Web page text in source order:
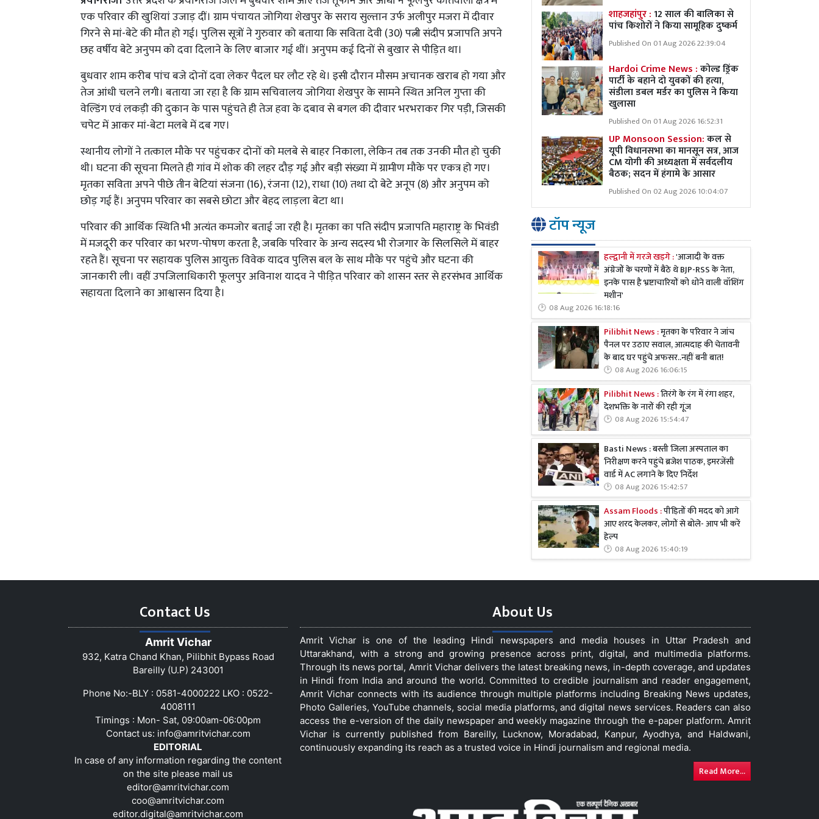
एक परिवार की खुशियां उजाड़ दीं। ग्राम पंचायत जोगिया शेखपुर के सराय सुल्तान उर्फ अलीपुर मजरा में दीवार
गिरने से मां-बेटे की मौत हो गई। पुलिस सूत्रों ने गुरुवार को बताया कि सविता देवी (30) पत्नी संदीप प्रजापति अपने
छह वर्षीय बेटे अनुपम को दवा दिलाने के लिए बाजार गई थीं। अनुपम कई दिनों से बुखार से पीड़ित था।
बुधवार शाम करीब पांच बजे दोनों दवा लेकर पैदल घर लौट रहे थे। इसी दौरान मौसम अचानक खराब हो गया और
तेज आंधी चलने लगी। बताया जा रहा है कि ग्राम सचिवालय जोगिया शेखपुर के सामने स्थित अनिल गुप्ता की
वेल्डिंग एवं लकड़ी की दुकान के पास पहुंचते ही तेज हवा के दबाव से बगल की दीवार भरभराकर गिर पड़ी, जिसकी
चपेट में आकर मां-बेटा मलबे में दब गए।
स्थानीय लोगों ने तत्काल मौके पर पहुंचकर दोनों को मलबे से बाहर निकाला, लेकिन तब तक उनकी मौत हो चुकी
थी। घटना की सूचना मिलते ही गांव में शोक की लहर दौड़ गई और बड़ी संख्या में ग्रामीण मौके पर एकत्र हो गए।
मृतका सविता अपने पीछे तीन बेटियां संजना (16), रंजना (12), राधा (10) तथा दो बेटे अनूप (8) और अनुपम को
छोड़ गई हैं। अनुपम परिवार का सबसे छोटा और बेहद लाड़ला बेटा था।
परिवार की आर्थिक स्थिति भी अत्यंत कमजोर बताई जा रही है। मृतका का पति संदीप प्रजापति महाराष्ट्र के भिवंडी
में मजदूरी कर परिवार का भरण-पोषण करता है, जबकि परिवार के अन्य सदस्य भी रोजगार के सिलसिले में बाहर
रहते हैं। सूचना पर सहायक पुलिस आयुक्त विवेक यादव पुलिस बल के साथ मौके पर पहुंचे और घटना की
जानकारी ली। वहीं उपजिलाधिकारी फूलपुर अविनाश यादव ने पीड़ित परिवार को शासन स्तर से हरसंभव आर्थिक
सहायता दिलाने का आश्वासन दिया है।
शाहजहांपुर :12 साल की बालिका से
पांच किशोरों ने किया सामूहिक दुष्कर्म
Published On 01 Aug 2026 22:39:04
Hardoi Crime News :कोल्ड ड्रिंक
पार्टी के बहाने दो युवकों की हत्या,
संडीला डबल मर्डर का पुलिस ने किया
खुलासा
Published On 01 Aug 2026 16:52:31
UP Monsoon Session:कल से
यूपी विधानसभा का मानसून सत्र, आज
CM योगी की अध्यक्षता में सर्वदलीय
बैठक; सदन में हंगामे के आसार
Published On 02 Aug 2026 10:04:07
टॉप न्यूज
हल्द्वानी में गरजे खड़गे :'आजादी के वक्त
अंग्रेजों के चरणों में बैठे थे BJP-RSS के नेता,
इनके पास है भ्रष्टाचारियों को धोने वाली वॉशिंग
मशीन'
08 Aug 2026 16:18:16
Pilibhit News :मृतका के परिवार ने जांच
पैनल पर उठाए सवाल, आत्मदाह की चेतावनी
के बाद घर पहुंचे अफसर..नहीं बनी बात!
08 Aug 2026 16:06:15
Pilibhit News :तिरंगे के रंग में रंगा शहर,
देशभक्ति के नारों की रही गूंज
08 Aug 2026 15:54:47
Basti News : बस्ती जिला अस्पताल का
निरीक्षण करने पहुंचे ब्रजेश पाठक, इमरजेंसी
वार्ड में AC लगाने के दिए निर्देश
08 Aug 2026 15:42:57
Assam Floods :पीड़ितों की मदद को आगे
आए शरद केलकर, लोगों से बोले- आप भी करें
हेल्प
08 Aug 2026 15:40:19
Contact Us
Amrit Vichar
932, Katra Chand Khan, Pilibhit Bypass Road
Bareilly (U.P) 243001
Phone No:-BLY : 0581-4000222 LKO : 0522-
4008111
Timings : Mon- Sat, 09:00am-06:00pm
Contact us: info@amritvichar.com
EDITORIAL
In case of any information regarding the content
on the site please mail us
editor@amritvichar.com
coo@amritvichar.com
editor.digital@amritvichar.com
About Us
Amrit Vichar is one of the leading Hindi newspapers and media houses in Uttar Pradesh and
Uttarakhand, with a strong and growing presence across print, digital, and multimedia platforms.
Through its news portal, Amrit Vichar delivers the latest breaking news, in-depth coverage, and updates
in Hindi from India and around the world. Committed to credible journalism and reader engagement,
Amrit Vichar connects with its audience through multiple platforms including Breaking News updates,
Photo Galleries, YouTube channels, social media platforms, and digital news services. Readers can also
access the e-version of the daily newspaper and weekly magazine through the e-paper platform. Amrit
Vichar is currently published from Bareilly, Lucknow, Moradabad, Kanpur, Ayodhya, and Haldwani,
continuously expanding its reach as a trusted voice in Hindi journalism and regional media.
Read More...